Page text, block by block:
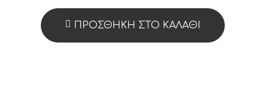
ΠΡΟΣΘΉΚΗ ΣΤΟ ΚΑΛΆΘΙ